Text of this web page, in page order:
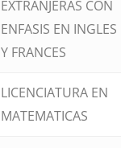
EXTRANJERAS CON
ENFASIS EN INGLES
Y FRANCES
LICENCIATURA EN
MATEMATICAS